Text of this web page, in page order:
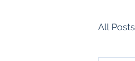
All Posts